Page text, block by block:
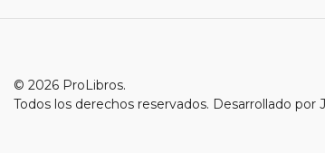
© 2026 ProLibros.
Todos los derechos reservados. Desarrollado por